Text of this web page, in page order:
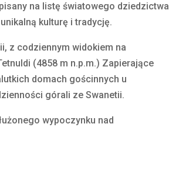
na listę światowego dziedzictwa
kulturę i tradycję.
z codziennym widokiem na
(4858 m n.p.m.) Zapierające
domach gościnnych u
górali ze Swanetii.
wypoczynku nad